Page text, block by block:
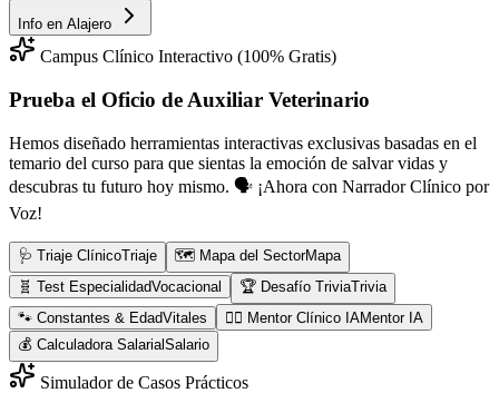
Info en Alajero
Campus Clínico Interactivo (100% Gratis)
Prueba el Oficio de Auxiliar Veterinario
Hemos diseñado herramientas interactivas exclusivas basadas en el
temario del curso para que sientas la emoción de salvar vidas y
descubras tu futuro hoy mismo. 🗣️ ¡Ahora con Narrador Clínico por
Voz!
🩺 Triaje ClínicoTriaje 🗺️ Mapa del SectorMapa
🧬 Test EspecialidadVocacional 🏆 Desafío TriviaTrivia
🐾 Constantes & EdadVitales 👨‍⚕️ Mentor Clínico IAMentor IA
💰 Calculadora SalarialSalario
Simulador de Casos Prácticos